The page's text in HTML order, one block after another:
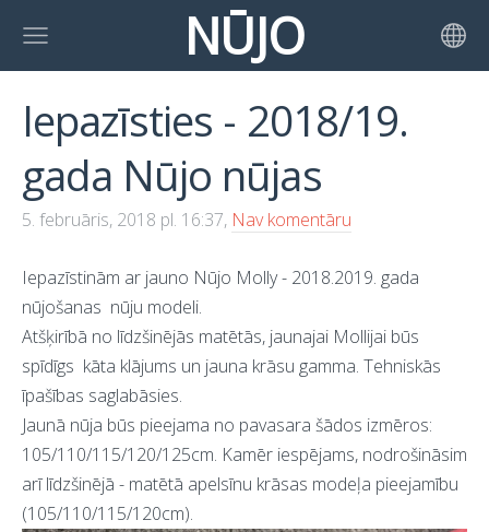
NŪJO
Iepazīsties - 2018/19.
gada Nūjo nūjas
5. februāris, 2018 pl. 16:37, Nav komentāru
Iepazīstinām ar jauno Nūjo Molly - 2018.2019. gada
nūjošanas nūju modeli.
Atšķirībā no līdzšinējās matētās, jaunajai Mollijai būs
spīdīgs kāta klājums un jauna krāsu gamma. Tehniskās
īpašības saglabāsies.
Jaunā nūja būs pieejama no pavasara šādos izmēros:
105/110/115/120/125cm. Kamēr iespējams, nodrošināsim
arī līdzšinējā - matētā apelsīnu krāsas modeļa pieejamību
(105/110/115/120cm).